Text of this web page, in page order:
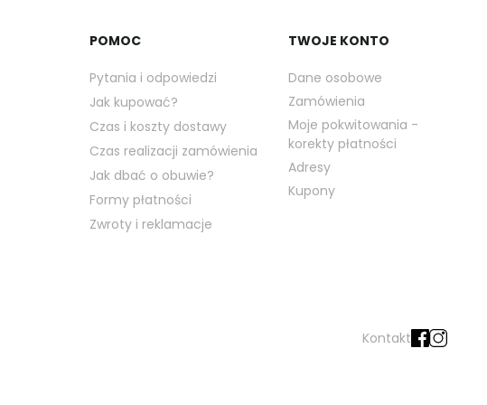
POMOC
Pytania i odpowiedzi
Jak kupować?
Czas i koszty dostawy
Czas realizacji zamówienia
Jak dbać o obuwie?
Formy płatności
Zwroty i reklamacje
TWOJE KONTO
Dane osobowe
Zamówienia
Moje pokwitowania -
korekty płatności
Adresy
Kupony
Kontakt